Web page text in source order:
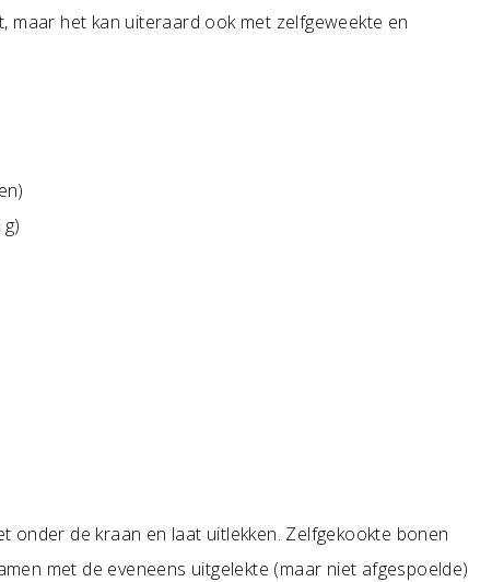
maar het kan uiteraard ook met zelfgeweekte en
onder de kraan en laat uitlekken. Zelfgekookte bonen
met de eveneens uitgelekte (maar niet afgespoelde)